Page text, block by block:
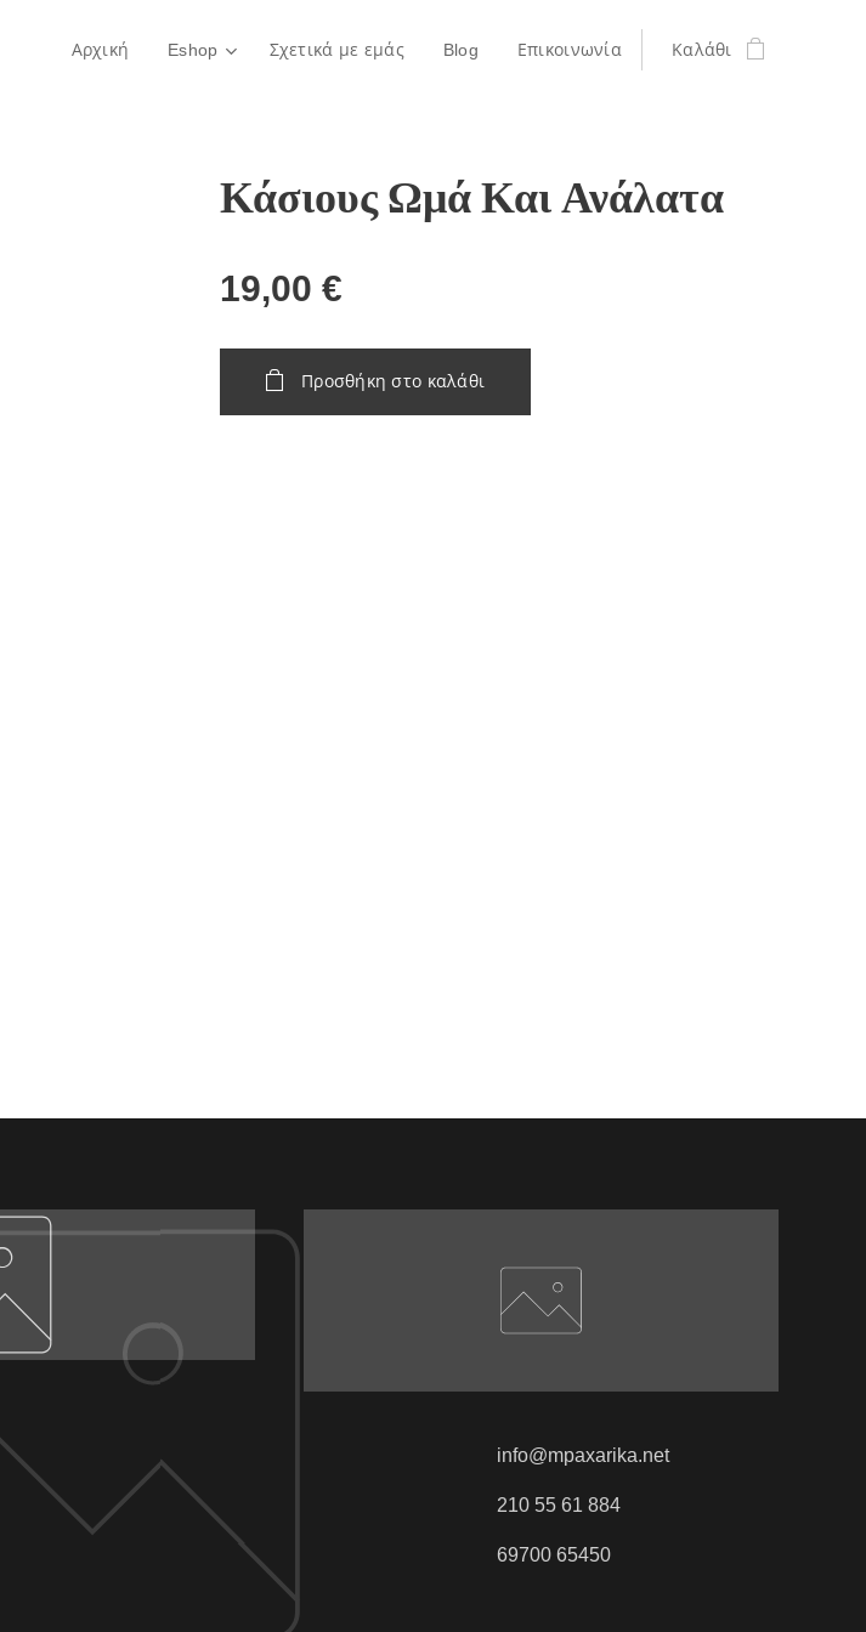
Αρχική Eshop Σχετικά με εμάς Blog Επικοινωνία Καλάθι
Κάσιους Ωμά Και Ανάλατα
19,00 €
Προσθήκη στο καλάθι
info@mpaxarika.net
210 55 61 884
69700 65450